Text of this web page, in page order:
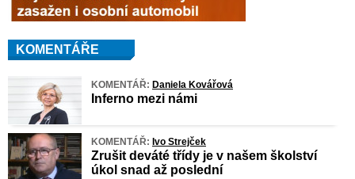
KOMENTÁŘE
KOMENTÁŘ: Daniela Kovářová
Inferno mezi námi
KOMENTÁŘ: Ivo Strejček
Zrušit deváté třídy je v našem školství
úkol snad až poslední